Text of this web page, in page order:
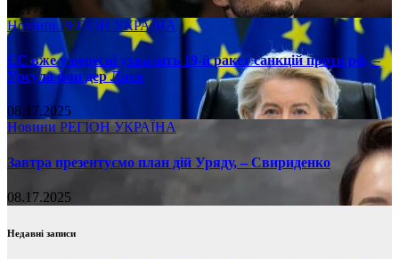
08.17.2025
НовиниРЕГІОН УКРАЇНА
ЄС вже у вересні ухвалить 19-й ракет санкцій проти рф, –
Урсула фон дер Ляєн
08.17.2025
Новини РЕГІОН УКРАЇНА
Завтра презентуємо план дій Уряду, – Свириденко
08.17.2025
Недавні записи